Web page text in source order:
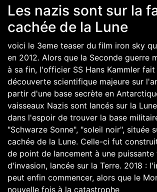
Les nazis sont sur la
cachée de la Lune
voici le 3eme teaser du film iron sky
en 2012. Alors que la Seconde guerre
à sa fin, l'officier SS Hans Kammler fait
découverte scientifique majeure sur
partir d'une base secrète en
vaisseaux Nazis sont lancés sur la
dans l'espoir de trouver la base
"Schwarze Sonne", "soleil noir", située
cachée de la Lune. Celle-ci fut
de point de lancement à une
d'invasion, lancée sur la Terre. 2018 :
peut enfin commencer, alors que le
nouvelle fois à la catastrophe